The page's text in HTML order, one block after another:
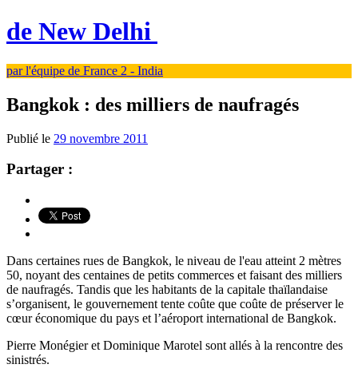
de New Delhi
par l'équipe de France 2 - India
Bangkok : des milliers de naufragés
Publié le 29 novembre 2011
Partager :
Dans certaines rues de Bangkok, le niveau de l'eau atteint 2 mètres
50, noyant des centaines de petits commerces et faisant des milliers
de naufragés. Tandis que les habitants de la capitale thaïlandaise
s’organisent, le gouvernement tente coûte que coûte de préserver le
cœur économique du pays et l’aéroport international de Bangkok.
Pierre Monégier et Dominique Marotel sont allés à la rencontre des
sinistrés.